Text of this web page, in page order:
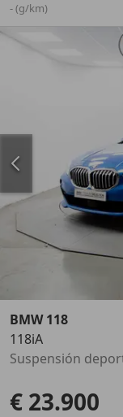
- (g/km)
Anterior
BMW 118
118iA
€ 23.900